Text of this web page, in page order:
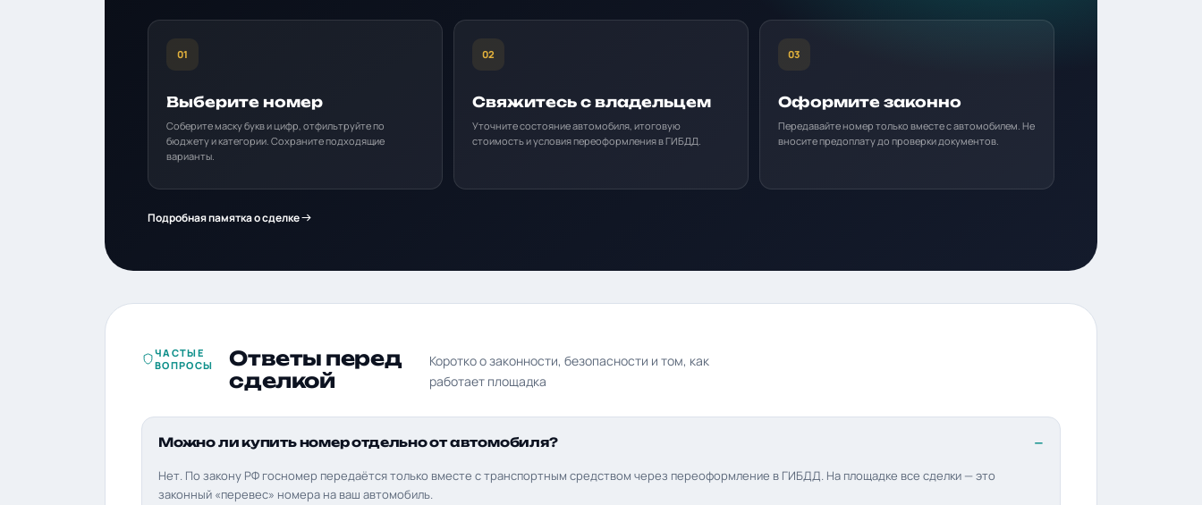
01
Выберите номер
Соберите маску букв и цифр, отфильтруйте по
бюджету и категории. Сохраните подходящие
варианты.
02
Свяжитесь с владельцем
Уточните состояние автомобиля, итоговую
стоимость и условия переоформления в ГИБДД.
03
Оформите законно
Передавайте номер только вместе с автомобилем. Не
вносите предоплату до проверки документов.
Подробная памятка о сделке
ЧАСТЫЕ
ВОПРОСЫ
Ответы перед
сделкой
Коротко о законности, безопасности и том, как
работает площадка
Можно ли купить номер отдельно от автомобиля?
Нет. По закону РФ госномер передаётся только вместе с транспортным средством через переоформление в ГИБДД. На площадке все сделки — это
законный «перевес» номера на ваш автомобиль.